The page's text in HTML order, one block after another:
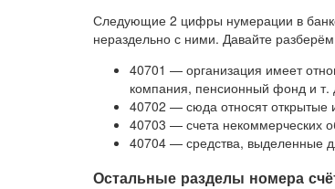
Следующие 2 цифры нумерации в
нераздельно с ними. Давайте
40701 — организация имеет
компания, пенсионный фонд и т.
40702 — сюда относят открытые
40703 — счета некоммерческих
40704 — средства, выделенные
Остальные разделы номера